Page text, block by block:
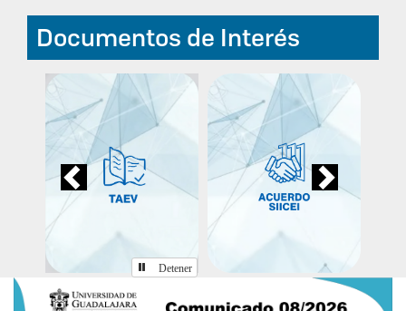
Documentos de Interés
Previous Next
Detener
Anterior Siguiente